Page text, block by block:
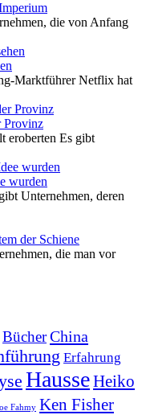
die von Anfang
Marktführer Netflix hat
Provinz
eroberten Es gibt
wurden
Unternehmen, deren
der Schiene
die man vor
BücherChina
Erfahrung
HausseHeiko
Fahmy Ken Fisher